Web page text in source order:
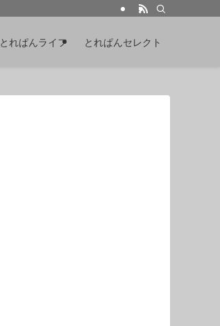
とれぱんライフ とれぱんセレクト